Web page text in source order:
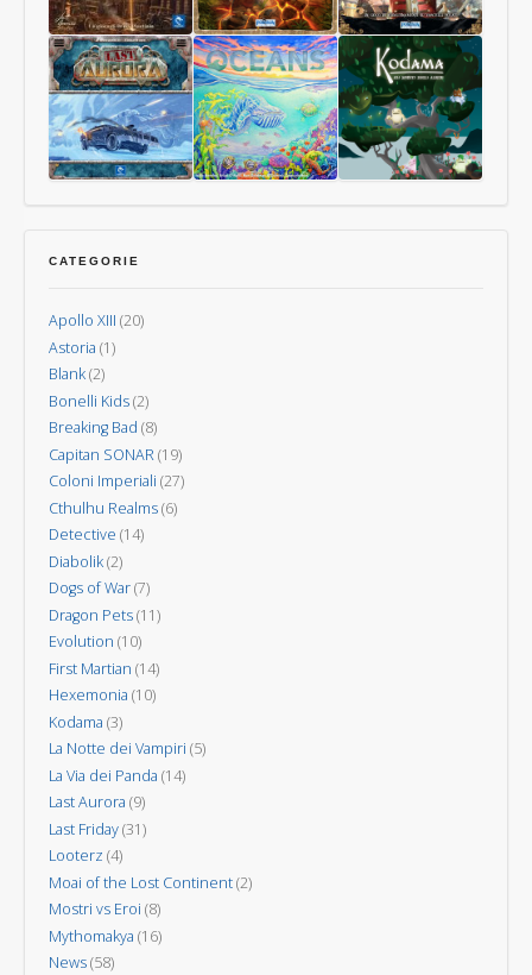
degli
Animali
Gioco
di
Carte
La
Guerra
dei
Mondi
–
L’Isola
dei
Vulcani
15
Uomini
CATEGORIE
Apollo XIII (20)
Astoria (1)
Blank(2)
Bonelli Kids(2)
Breaking Bad (8)
Capitan SONAR(19)
Coloni Imperiali (27)
Cthulhu Realms(6)
Detective (14)
Diabolik(2)
Dogs of War(7)
Dragon Pets(11)
Evolution (10)
First Martian (14)
Hexemonia (10)
Kodama (3)
La Notte dei Vampiri (5)
La Via dei Panda (14)
Last Aurora (9)
Last Friday(31)
Looterz (4)
Moai of the Lost Continent(2)
Mostri vs Eroi (8)
Mythomakya (16)
News(58)